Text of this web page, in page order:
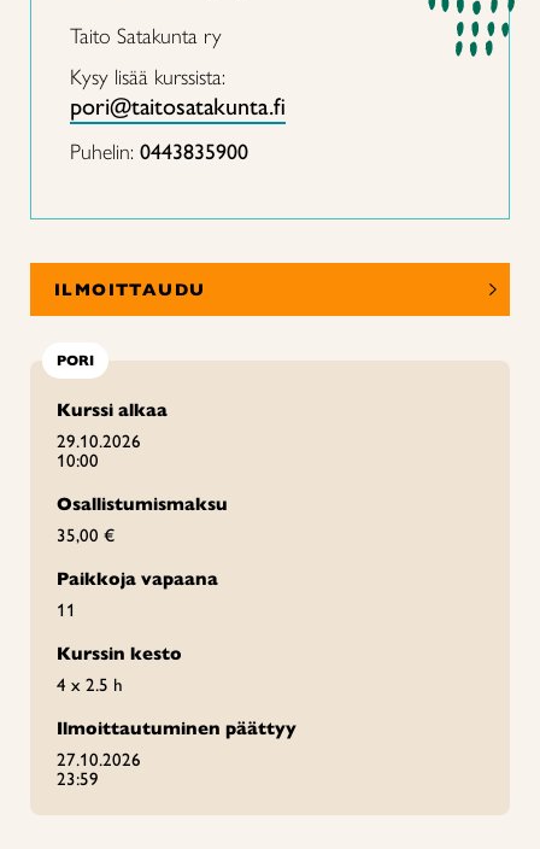
Taito Satakunta ry
Kysy lisää kurssista:
pori@taitosatakunta.fi
Puhelin: 0443835900
ILMOITTAUDU
PORI
Kurssi alkaa
29.10.2026
10:00
Osallistumismaksu
35,00 €
Paikkoja vapaana
11
Kurssin kesto
4 x 2.5 h
Ilmoittautuminen päättyy
27.10.2026
23:59